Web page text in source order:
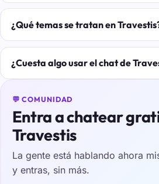
¿Qué temas se tratan en
¿Cuesta algo usar el chat de
💬 COMUNIDAD
Entra a chatear
Travestis
La gente está hablando ahora
y entras, sin más.